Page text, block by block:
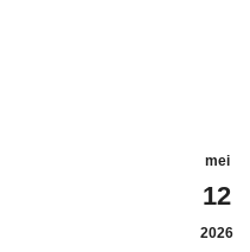
mei
12
2026